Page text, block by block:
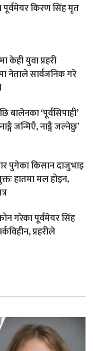
किरण सिंह मृत
केही युवा प्रहरी
नेताले सार्वजनिक गरे
बालेनका ‘पूर्वसिपाही’
जन्मिएँ, नाङ्गै जल्नेछु’
पुगेका किसान दाजुभाइ
हातमा मल होइन,
गरेका पूर्वमेयर सिंह
प्रहरीले